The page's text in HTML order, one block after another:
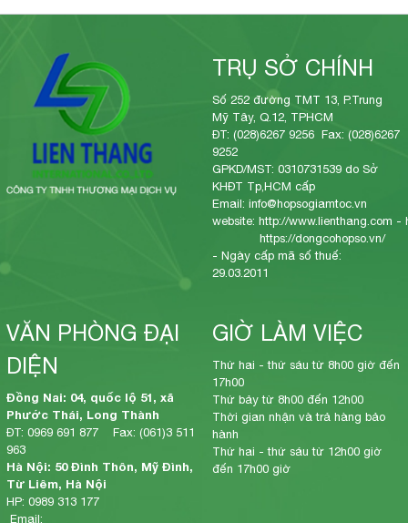
TRỤ SỞ CHÍNH
Số 252 đường TMT 13, P.Trung
Mỹ Tây, Q.12, TPHCM
ĐT: (028)6267 9256 Fax: (028)6267
9252
GPKD/MST: 0310731539 do Sở
KHĐT Tp,HCM cấp
Email: info@hopsogiamtoc.vn
website: http://www.lienthang.com -
https://dongcohopso.vn/
- Ngày cấp mã số thuế:
29.03.2011
VĂN PHÒNG ĐẠI
DIỆN
Đồng Nai: 04, quốc lộ 51, xã
Phước Thái, Long Thành
ĐT: 0969 691 877 Fax: (061)3 511
963
Hà Nội: 50 Đình Thôn, Mỹ Đình,
Từ Liêm, Hà Nội
HP: 0989 313 177
Email:
GIỜ LÀM VIỆC
Thứ hai - thứ sáu từ 8h00 giờ đến
17h00
Thứ bảy từ 8h00 đến 12h00
Thời gian nhận và trả hàng bảo
hành
Thứ hai - thứ sáu từ 12h00 giờ
đến 17h00 giờ